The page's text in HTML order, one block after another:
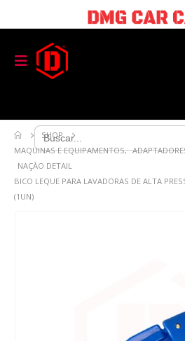
Search
for:
SHOP
MAQUINAS E EQUIPAMENTOS,
NAÇÃO DETAIL
BICO LEQUE PARA LAVADORAS DE ALTA
(1UN)